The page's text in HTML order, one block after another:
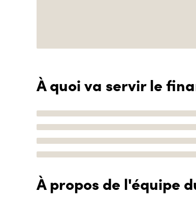
À quoi va servir le
À propos de l'équipe